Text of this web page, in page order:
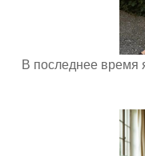
В последнее время